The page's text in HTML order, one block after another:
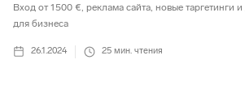
Вход от 1500 €, реклама сайта, новые таргетинги
для бизнеса
26.1.2024 25 мин. чтения